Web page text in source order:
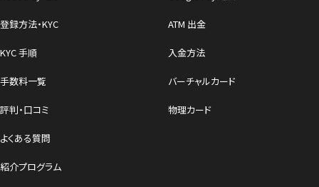
登録方法・KYC
KYC 手順
手数料一覧
評判・口コミ
よくある質問
紹介プログラム
ATM 出金
入金方法
バーチャルカード
物理カード